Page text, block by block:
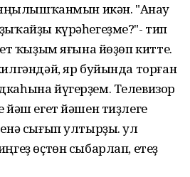
яңылышҡанмын икән. "Анау
күрәһегеҙме?"- тип
ҡыҙым яғына йөҙөп китте.
яр буйында торған
йүгерҙем. Телевизор
егет йәшен тиҙлеге
сығып ултырҙы. Ҡул
өҫтөн сыбарлап, етеҙ